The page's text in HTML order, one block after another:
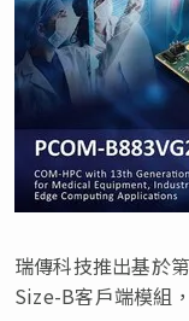
瑞傳科技推出基於
Size-B客戶端模組